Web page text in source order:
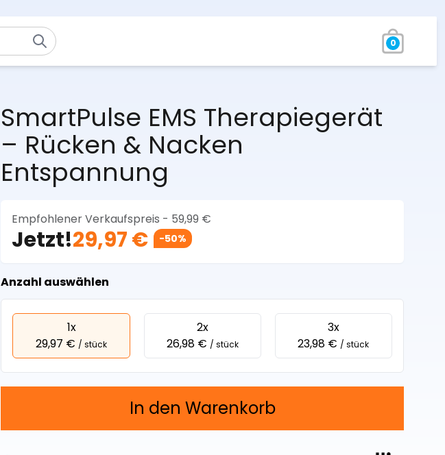
0
SmartPulse EMS Therapiegerät
– Rücken & Nacken
Entspannung
Empfohlener Verkaufspreis - 59,99 €
Jetzt!29,97 € -50%
Anzahl auswählen
1x
29,97 € / stück
2x
26,98 € / stück
3x
23,98 € / stück
In den Warenkorb